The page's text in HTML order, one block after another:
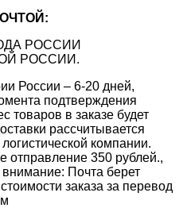
РОССИИ
РОССИИ.
России – 6-20 дней,
подтверждения
товаров в заказе будет
рассчитывается
компании.
отправление 350 рублей.,
Почта берет
заказа за перевод